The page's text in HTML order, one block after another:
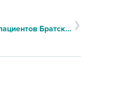
Информация для пациентов Братского филиала ИДЦ